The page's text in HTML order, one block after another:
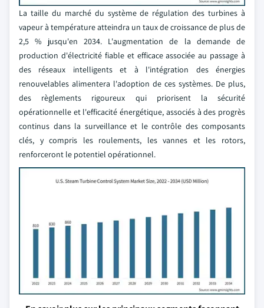
La taille du marché du système de régulation des turbines à
vapeur à température atteindra un taux de croissance de plus de
2,5 % jusqu'en 2034. L'augmentation de la demande de
production d'électricité fiable et efficace associée au passage à
des réseaux intelligents et à l'intégration des énergies
renouvelables alimentera l'adoption de ces systèmes. De plus,
des règlements rigoureux qui priorisent la sécurité
opérationnelle et l'efficacité énergétique, associés à des progrès
continus dans la surveillance et le contrôle des composants
clés, y compris les roulements, les vannes et les rotors,
renforceront le potentiel opérationnel.